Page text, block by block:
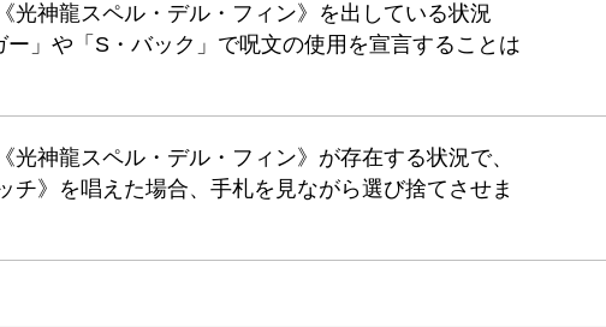
光神龍スペル・デル・フィン》を出している状況
」や「S・バック」で呪文の使用を宣言することは
光神龍スペル・デル・フィン》が存在する状況で、
チ》を唱えた場合、手札を見ながら選び捨てさせま